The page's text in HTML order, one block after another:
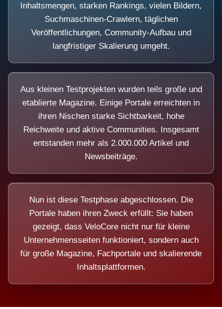
Inhaltsmengen, starken Rankings, vielen Bildern,
Suchmaschinen-Crawlern, täglichen
Veröffentlichungen, Community-Aufbau und
langfristiger Skalierung umgeht.
Aus kleinen Testprojekten wurden teils große und
etablierte Magazine. Einige Portale erreichten in
ihren Nischen starke Sichtbarkeit, hohe
Reichweite und aktive Communities. Insgesamt
entstanden mehr als 2.000.000 Artikel und
Newsbeiträge.
Nun ist diese Testphase abgeschlossen. Die
Portale haben ihren Zweck erfüllt: Sie haben
gezeigt, dass VeloCore nicht nur für kleine
Unternehmensseiten funktioniert, sondern auch
für große Magazine, Fachportale und skalierende
Inhaltsplattformen.